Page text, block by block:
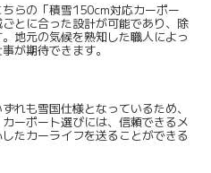
らの「積雪150cm対応カーポー
とに合った設計が可能であり、除
地元の気候を熟知した職人によっ
が期待できます。
れも雪国仕様となっているため、
ーポート選びには、信頼できるメ
たカーライフを送ることができる